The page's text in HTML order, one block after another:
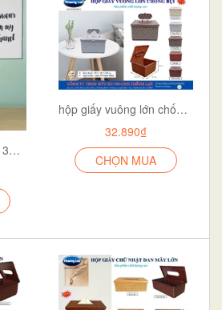
kệ chữ nhật tĩnh điện 3T TQ
hộp giấy vuông lớn chống bui TL 066
32.890₫
CHỌN MUA